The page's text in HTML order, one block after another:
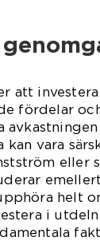
att
fördelar
kan vara
eller
helt
i